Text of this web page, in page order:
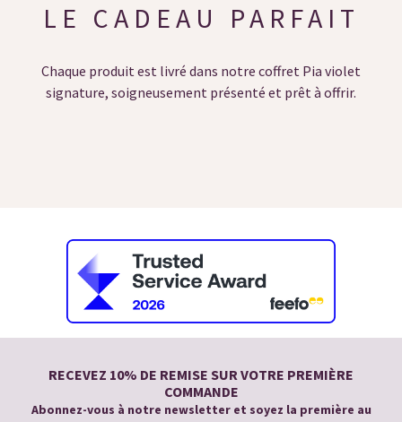
LE CADEAU PARFAIT
Chaque produit est livré dans notre coffret Pia violet
signature, soigneusement présenté et prêt à offrir.
RECEVEZ 10% DE REMISE SUR VOTRE PREMIÈRE
COMMANDE
Abonnez-vous à notre newsletter et soyez la première au